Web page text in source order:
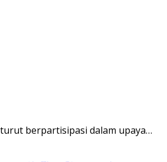
turut berpartisipasi dalam upaya…